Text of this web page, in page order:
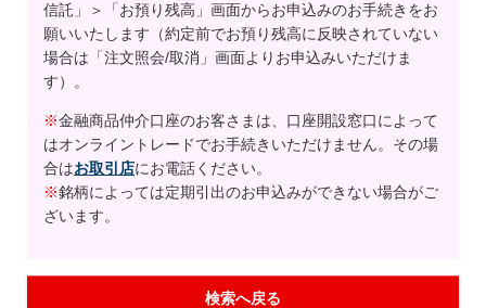
信託」＞「お預り残高」画面からお申込みのお手続きをお
願いいたします（約定前でお預り残高に反映されていない
場合は「注文照会/取消」画面よりお申込みいただけま
す）。
※金融商品仲介口座のお客さまは、口座開設窓口によって
はオンライントレードでお手続きいただけません。その場
合はお取引店にお電話ください。
※銘柄によっては定期引出のお申込みができない場合がご
ざいます。
検索へ戻る